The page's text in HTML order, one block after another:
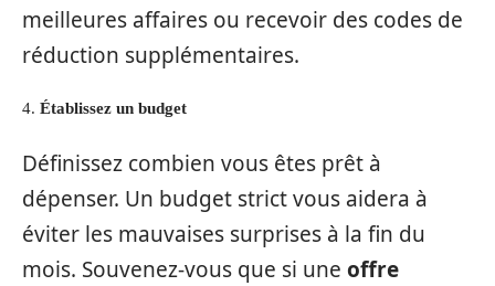
meilleures affaires ou recevoir des codes de
réduction supplémentaires.
4. Établissez un budget
Définissez combien vous êtes prêt à
dépenser. Un budget strict vous aidera à
éviter les mauvaises surprises à la fin du
mois. Souvenez-vous que si une offre